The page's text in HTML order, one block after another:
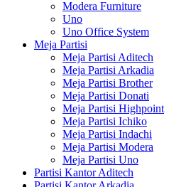
Modera Furniture
Uno
Uno Office System
Meja Partisi
Meja Partisi Aditech
Meja Partisi Arkadia
Meja Partisi Brother
Meja Partisi Donati
Meja Partisi Highpoint
Meja Partisi Ichiko
Meja Partisi Indachi
Meja Partisi Modera
Meja Partisi Uno
Partisi Kantor Aditech